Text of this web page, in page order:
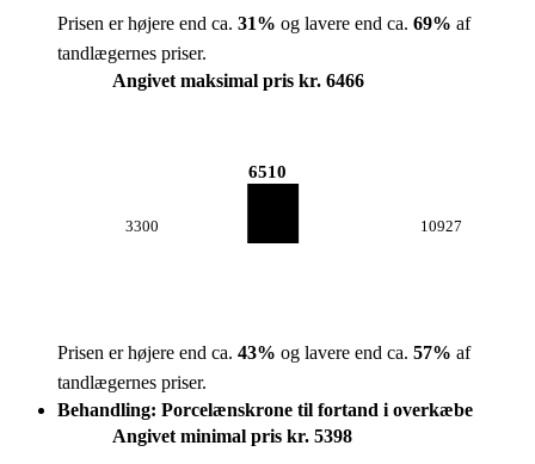
Prisen er højere end ca. 31% og lavere end ca. 69% af
tandlægernes priser.
Angivet maksimal pris kr. 6466
3300
6510
10927
Prisen er højere end ca. 43% og lavere end ca. 57% af
tandlægernes priser.
Behandling: Porcelænskrone til fortand i overkæbe
Angivet minimal pris kr. 5398